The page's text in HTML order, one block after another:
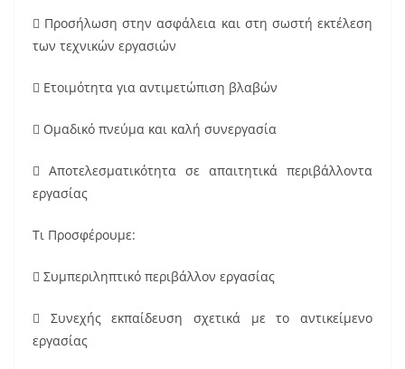
 Προσήλωση στην ασφάλεια και στη σωστή εκτέλεση
των τεχνικών εργασιών
 Ετοιμότητα για αντιμετώπιση βλαβών
 Ομαδικό πνεύμα και καλή συνεργασία
 Αποτελεσματικότητα σε απαιτητικά περιβάλλοντα
εργασίας
Τι Προσφέρουμε:
 Συμπεριληπτικό περιβάλλον εργασίας
 Συνεχής εκπαίδευση σχετικά με το αντικείμενο
εργασίας